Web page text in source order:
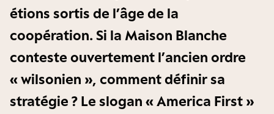
étions sortis de l’âge de la
coopération. Si la Maison Blanche
conteste ouvertement l’ancien ordre
« wilsonien », comment définir sa
stratégie ? Le slogan « America First »